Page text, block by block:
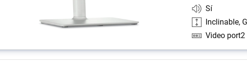
Sí
Inclinable,